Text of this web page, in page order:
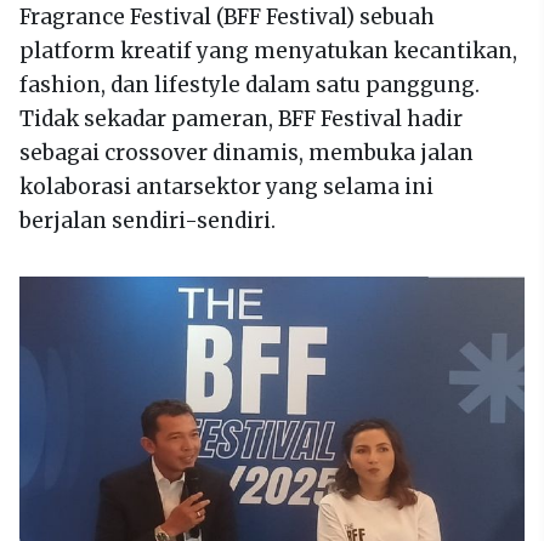
Fragrance Festival (BFF Festival) sebuah
platform kreatif yang menyatukan kecantikan,
fashion, dan lifestyle dalam satu panggung.
Tidak sekadar pameran, BFF Festival hadir
sebagai crossover dinamis, membuka jalan
kolaborasi antarsektor yang selama ini
berjalan sendiri-sendiri.